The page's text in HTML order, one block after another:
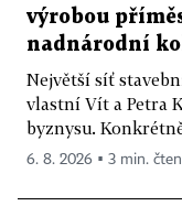
výrobou
nadnárodní
Největší síť
vlastní Vít a Petra
byznysu.
6. 8. 2026 ▪ 3 min.